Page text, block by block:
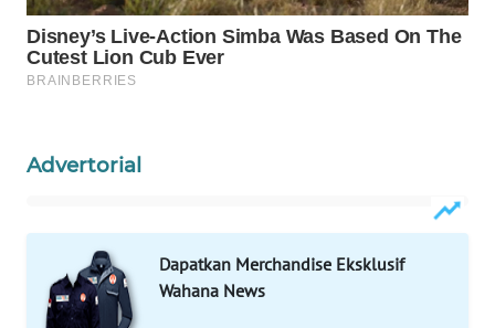
Advertorial
Dapatkan Merchandise Eksklusif
Wahana News
KELISTRIKAN
WALINKI
MAWAKA
ID
MARTABAT
NET
PLN